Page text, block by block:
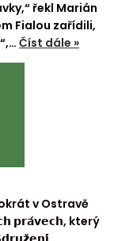
řekl Marián
Fialou zařídili,
Číst dále »
v Ostravě
𝗽𝗿𝗮́𝘃𝗲𝗰𝗵, který